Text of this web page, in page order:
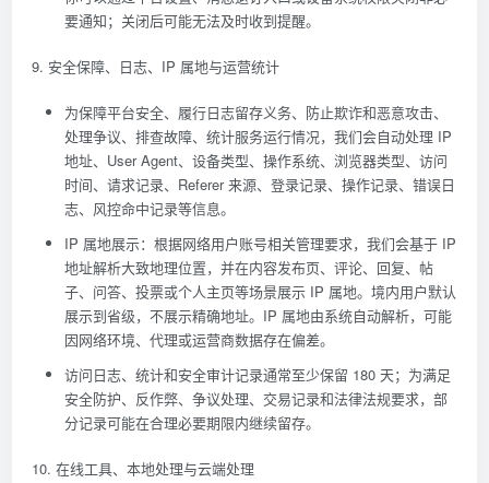
要通知；关闭后可能无法及时收到提醒。
9. 安全保障、日志、IP 属地与运营统计
为保障平台安全、履行日志留存义务、防止欺诈和恶意攻击、
处理争议、排查故障、统计服务运行情况，我们会自动处理 IP
地址、User Agent、设备类型、操作系统、浏览器类型、访问
时间、请求记录、Referer 来源、登录记录、操作记录、错误日
志、风控命中记录等信息。
IP 属地展示：根据网络用户账号相关管理要求，我们会基于 IP
地址解析大致地理位置，并在内容发布页、评论、回复、帖
子、问答、投票或个人主页等场景展示 IP 属地。境内用户默认
展示到省级，不展示精确地址。IP 属地由系统自动解析，可能
因网络环境、代理或运营商数据存在偏差。
访问日志、统计和安全审计记录通常至少保留 180 天；为满足
安全防护、反作弊、争议处理、交易记录和法律法规要求，部
分记录可能在合理必要期限内继续留存。
10. 在线工具、本地处理与云端处理